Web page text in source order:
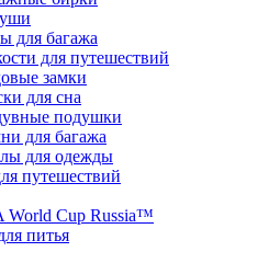
для багажа
для путешествий
замки
для сна
подушки
для багажа
для одежды
путешествий
World Cup Russia™
питья